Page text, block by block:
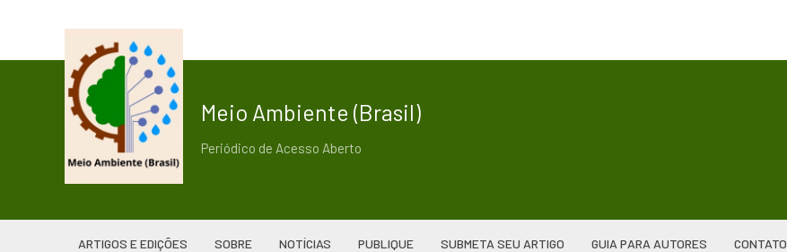
Meio Ambiente (Brasil)
Periódico de Acesso Aberto
ARTIGOS E EDIÇÕES SOBRE NOTÍCIAS PUBLIQUE SUBMETA SEU ARTIGO GUIA PARA AUTORES CONTATO